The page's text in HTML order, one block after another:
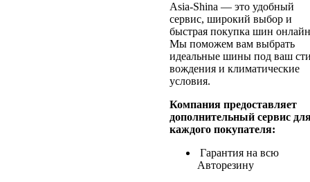
Asia-Shina — это удобный
сервис, широкий выбор и
быстрая покупка шин
Мы поможем вам выбрать
идеальные шины под ваш
вождения и климатические
условия.
Компания предоставляет
дополнительный сервис
каждого покупателя:
Гарантия на всю
Авторезину